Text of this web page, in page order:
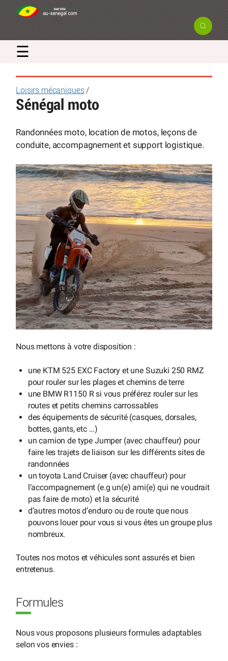
☰
Loisirs mécaniques/
Sénégal moto
Randonnées moto, location de motos, leçons de
conduite, accompagnement et support logistique.
Nous mettons à votre disposition :
une KTM 525 EXC Factory et une Suzuki 250 RMZ
pour rouler sur les plages et chemins de terre
une BMW R1150 R si vous préférez rouler sur les
routes et petits chemins carrossables
des équipements de sécurité (casques, dorsales,
bottes, gants, etc …)
un camion de type Jumper (avec chauffeur) pour
faire les trajets de liaison sur les différents sites de
randonnées
un toyota Land Cruiser (avec chauffeur) pour
l’accompagnement (e.g un(e) ami(e) qui ne voudrait
pas faire de moto) et la sécurité
d’autres motos d’enduro ou de route que nous
pouvons louer pour vous si vous êtes un groupe plus
nombreux.
Toutes nos motos et véhicules sont assurés et bien
entretenus.
Formules
Nous vous proposons plusieurs formules adaptables
selon vos envies :